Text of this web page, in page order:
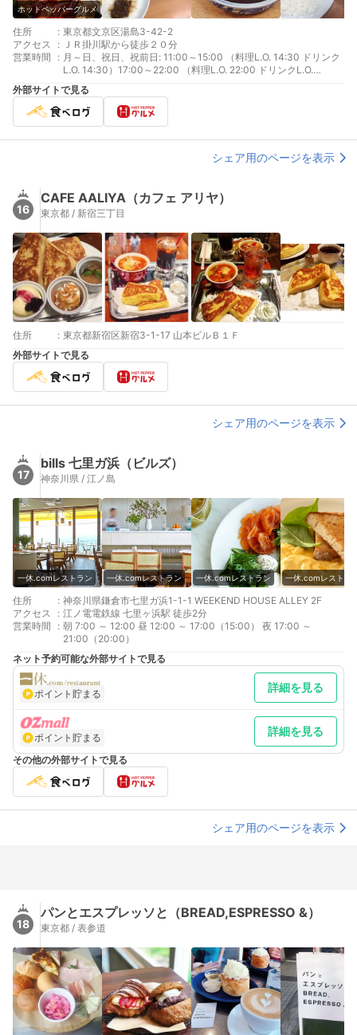
ホットペッパーグルメ
住所 : 東京都文京区湯島3-42-2
アクセス
: ＪＲ掛川駅から徒歩２０分
営業時間
: 月～日、祝日、祝前日: 11:00～15:00 （料理L.O. 14:30 ドリンク
L.O. 14:30）17:00～22:00 （料理L.O. 22:00 ドリンクL.O.
22:00）
外部サイトで見る
シェア用のページを表示
16
CAFE AALIYA（カフェ アリヤ）
東京都 / 新宿三丁目
住所 : 東京都新宿区新宿3-1-17 山本ビルＢ１Ｆ
外部サイトで見る
シェア用のページを表示
17
bills 七里ガ浜（ビルズ）
神奈川県 / 江ノ島
一休.comレストラン 一休.comレストラン 一休.comレストラン 一休.comレストラ
住所 : 神奈川県鎌倉市七里ガ浜1-1-1 WEEKEND HOUSE ALLEY 2F
アクセス
: 江ノ電電鉄線 七里ヶ浜駅 徒歩2分
営業時間
: 朝 7:00 ～ 12:00 昼 12:00 ～ 17:00（15:00） 夜 17:00 ～
21:00（20:00）
ネット予約可能な外部サイトで見る
ポイント貯まる 詳細を見る
ポイント貯まる 詳細を見る
その他の外部サイトで見る
シェア用のページを表示
18
パンとエスプレッソと（BREAD,ESPRESSO &）
東京都 / 表参道